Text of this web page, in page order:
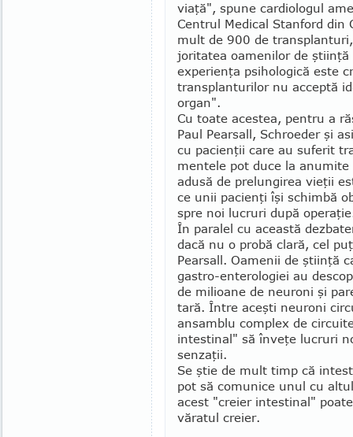
viaţă", spune car­dio­logul
Centrul Medical Stanford din
mult de 900 de
joritatea oamenilor de
experienţa psihologică este
transplanturilor nu acceptă
organ".
Cu toate acestea, pentru a
Paul Pear­sall, Schroeder şi
cu pacienţii care au suferit
mentele pot duce la
adusă de prelungirea vieţii
ce unii pacienţi îşi schimbă
spre noi lucruri după
În paralel cu această
dacă nu o probă clară, cel
Pearsall. Oamenii de ştiinţă
gastro-ente­ro­logiei au
de mili­oane de neuroni şi
tară. Între aceşti neuroni
ansamblu complex de
intestinal" să înveţe lucruri
senzaţii.
Se ştie de mult timp că
pot să co­mu­nice unul cu
acest "creier in­tes­tinal"
văratul creier.